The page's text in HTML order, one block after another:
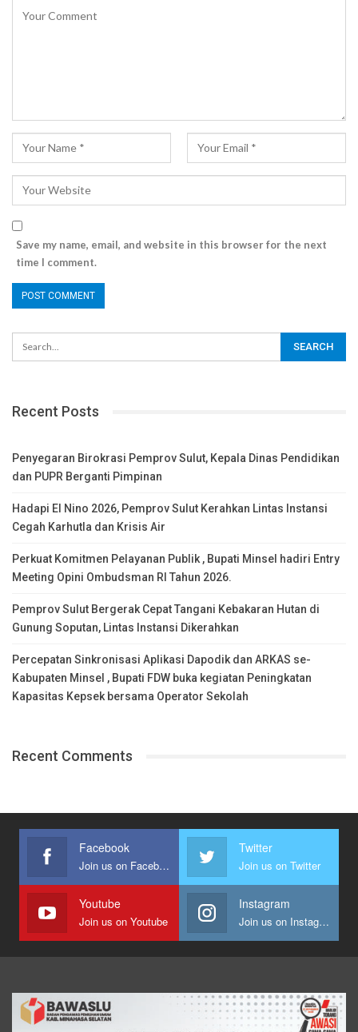
Save my name, email, and website in this browser for the next
time I comment.
Recent Posts
Penyegaran Birokrasi Pemprov Sulut, Kepala Dinas Pendidikan
dan PUPR Berganti Pimpinan
Hadapi El Nino 2026, Pemprov Sulut Kerahkan Lintas Instansi
Cegah Karhutla dan Krisis Air
Perkuat Komitmen Pelayanan Publik , Bupati Minsel hadiri Entry
Meeting Opini Ombudsman RI Tahun 2026.
Pemprov Sulut Bergerak Cepat Tangani Kebakaran Hutan di
Gunung Soputan, Lintas Instansi Dikerahkan
Percepatan Sinkronisasi Aplikasi Dapodik dan ARKAS se-
Kabupaten Minsel , Bupati FDW buka kegiatan Peningkatan
Kapasitas Kepsek bersama Operator Sekolah
Recent Comments
Facebook
Join us on Facebook
Twitter
Join us on Twitter
Youtube
Join us on Youtube
Instagram
Join us on Instagram